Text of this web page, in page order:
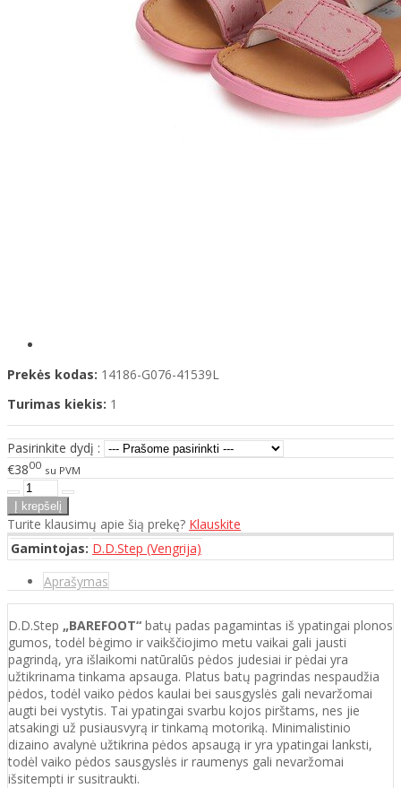
Prekės kodas: 14186-G076-41539L
Turimas kiekis: 1
Pasirinkite dydį :
€3800 su PVM
Turite klausimų apie šią prekę? Klauskite
Gamintojas: D.D.Step (Vengrija)
Aprašymas
D.D.Step „BAREFOOT“ batų padas pagamintas iš ypatingai plonos
gumos, todėl bėgimo ir vaikščiojimo metu vaikai gali jausti
pagrindą, yra išlaikomi natūralūs pėdos judesiai ir pėdai yra
užtikrinama tinkama apsauga. Platus batų pagrindas nespaudžia
pėdos, todėl vaiko pėdos kaulai bei sausgyslės gali nevaržomai
augti bei vystytis. Tai ypatingai svarbu kojos pirštams, nes jie
atsakingi už pusiausvyrą ir tinkamą motoriką. Minimalistinio
dizaino avalynė užtikrina pėdos apsaugą ir yra ypatingai lanksti,
todėl vaiko pėdos sausgyslės ir raumenys gali nevaržomai
išsitempti ir susitraukti.